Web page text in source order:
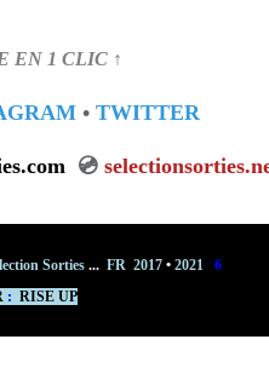
EN 1 CLIC ↑
• TWITTER
💿
Sorties ... FR 2017 • 2021
6
: RISE UP